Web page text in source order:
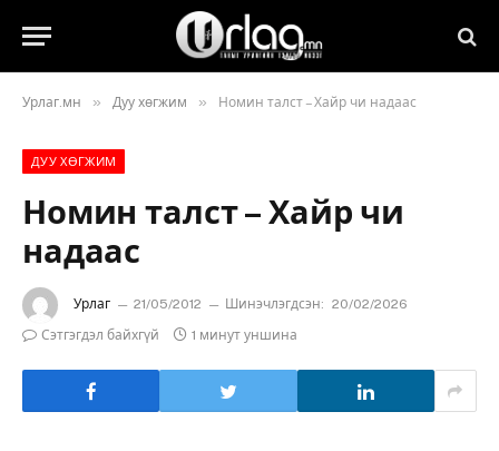
Урлаг.мн » Дуу хөгжим » Номин талст – Хайр чи надаас
ДУУ ХӨГЖИМ
Номин талст – Хайр чи
надаас
Урлаг 21/05/2012 Шинэчлэгдсэн: 20/02/2026
Сэтгэгдэл байхгүй
1 минут уншина